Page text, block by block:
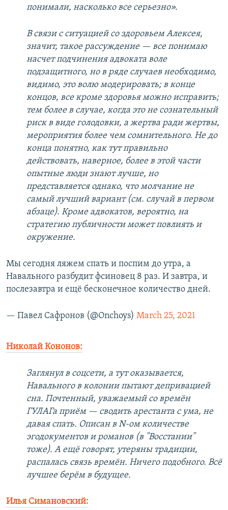
понимали, насколько все серьезно».
В связи с ситуацией со здоровьем Алексея,
значит, такое рассуждение — все понимаю
насчет подчинения адвоката воле
подзащитного, но в ряде случаев необходимо,
видимо, это волю модерировать; в конце
концов, все кроме здоровья можно исправить;
тем более в случае, когда это не сознательный
риск в виде голодовки, а жертва ради жертвы,
мероприятия более чем сомнительного. Не до
конца понятно, как тут правильно
действовать, наверное, более в этой части
опытные люди знают лучше, но
представляется однако, что молчание не
самый лучший вариант (см. случай в первом
абзаце). Кроме адвокатов, вероятно, на
стратегию публичности может повлиять и
окружение.
Мы сегодня ляжем спать и поспим до утра, а
Навального разбудит фсиновец 8 раз. И завтра, и
послезавтра и ещё бесконечное количество дней.
— Павел Сафронов (@Onchoys) March 25, 2021
Николай Кононов:
Заглянул в соцсети, а тут оказывается,
Навального в колонии пытают депривацией
сна. Почтенный, уважаемый со времён
ГУЛАГа приём — сводить арестанта с ума, не
давая спать. Описан в N-ом количестве
эгодокументов и романов (в "Восстании"
тоже). А ещё говорят, утеряны традиции,
распалась связь времён. Ничего подобного. Всё
лучшее берём в будущее.
Илья Симановский: